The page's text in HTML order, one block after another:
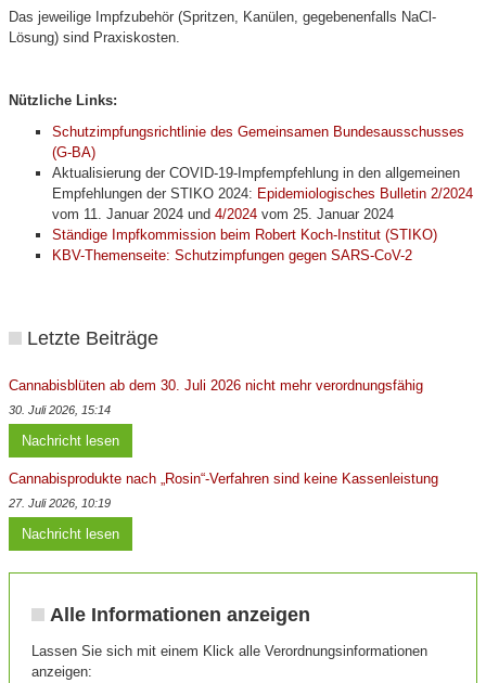
Das jeweilige Impfzubehör (Spritzen, Kanülen, gegebenenfalls NaCl-
Lösung) sind Praxiskosten.
Nützliche Links:
Schutzimpfungsrichtlinie des Gemeinsamen Bundesausschusses
(G-BA)
Aktualisierung der COVID-19-Impfempfehlung in den allgemeinen
Empfehlungen der STIKO 2024: Epidemiologisches Bulletin 2/2024
vom 11. Januar 2024 und 4/2024 vom 25. Januar 2024
Ständige Impfkommission beim Robert Koch-Institut (STIKO)
KBV-Themenseite: Schutzimpfungen gegen SARS-CoV-2
Letzte Beiträge
Cannabisblüten ab dem 30. Juli 2026 nicht mehr verordnungsfähig
30. Juli 2026, 15:14
Nachricht lesen
Cannabisprodukte nach „Rosin“-Verfahren sind keine Kassenleistung
27. Juli 2026, 10:19
Nachricht lesen
Alle Informationen anzeigen
Lassen Sie sich mit einem Klick alle Verordnungsinformationen
anzeigen: